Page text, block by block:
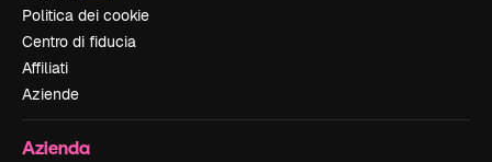
Politica dei cookie
Centro di fiducia
Affiliati
Aziende
Azienda